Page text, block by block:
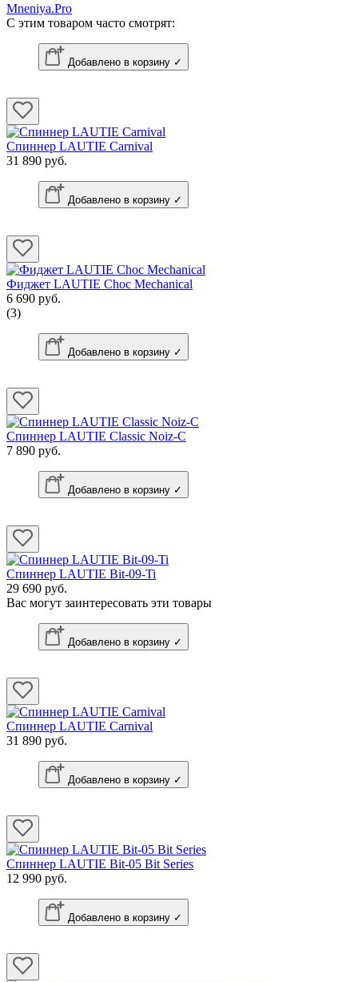
Mneniya.Pro
С этим товаром часто смотрят:
Добавлено в корзину ✓
Спиннер LAUTIE Carnival
31 890 руб.
Добавлено в корзину ✓
Фиджет LAUTIE Choc Mechanical
6 690 руб.
(3)
Добавлено в корзину ✓
Спиннер LAUTIE Classic Noiz-C
7 890 руб.
Добавлено в корзину ✓
Спиннер LAUTIE Bit-09-Ti
29 690 руб.
Вас могут заинтересовать эти товары
Добавлено в корзину ✓
Спиннер LAUTIE Carnival
31 890 руб.
Добавлено в корзину ✓
Спиннер LAUTIE Bit-05 Bit Series
12 990 руб.
Добавлено в корзину ✓